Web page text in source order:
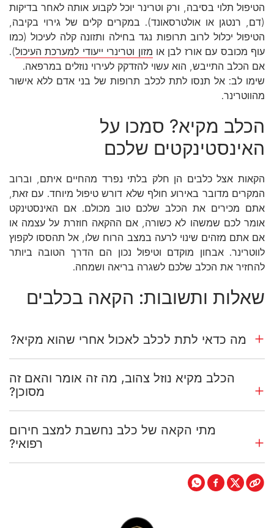
הטיפול תלוי בסיבה, ורק וטרינר יוכל לקבוע אותה לאחר בדיקות
(דם, רנטגן או אולטרסאונד). במקרים קלים של גירוי בקיבה,
הטיפול יכלול לרוב תרופות נגד בחילה ותזונה קלה לעיכול (כמו
עוף מכובס עם אורז לבן או מזון וטרינרי ייעודי למערכת העיכול).
אם הכלב התייבש, הוא עשוי להזדקק לעירוי נוזלים במרפאה.
שימו לב: אל תנסו לתת לכלב תרופות של בני אדם ללא אישור
מהווטרינר.
הכלב מקיא? סמכו על
האינסטינקטים שלכם
הקאות אצל כלבים הן חלק בלתי נפרד מהחיים איתם, וברוב
המקרים מדובר באירוע חולף שלא דורש טיפול מיוחד. עם זאת,
אתם מכירים את הכלב שלכם טוב מכולם. אם האינסטינקט
אומר לכם שמשהו לא כשורה, אם ההקאה חוזרת על עצמה או
אם אתם מזהים שינוי לרעה במצב הרוח שלו, אל תהססו לקפוץ
לווטרינר. אבחון מוקדם וטיפול נכון הם הדרך הטובה ביותר
להחזיר את הכלב שלכם לשגרה בריאה ושמחה.
שאלות ותשובות: הקאה בכלבים
מה כדאי לתת לכלב לאכול אחרי שהוא מקיא?
הכלב מקיא נוזל צהוב, מה זה אומר והאם זה
מסוכן?
מתי הקאה של כלב נחשבת למצב חירום
רפואי?